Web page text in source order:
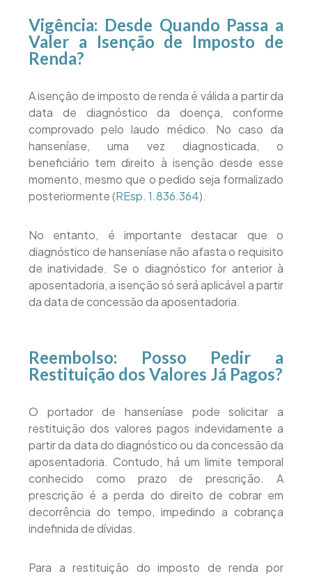
Vigência: Desde Quando Passa a
Valer a Isenção de Imposto de
Renda?
A isenção de imposto de renda é válida a partir da
data de diagnóstico da doença, conforme
comprovado pelo laudo médico. No caso da
hanseníase, uma vez diagnosticada, o
beneficiário tem direito à isenção desde esse
momento, mesmo que o pedido seja formalizado
posteriormente (REsp. 1.836.364).
No entanto, é importante destacar que o
diagnóstico de hanseníase não afasta o requisito
de inatividade. Se o diagnóstico for anterior à
aposentadoria, a isenção só será aplicável a partir
da data de concessão da aposentadoria.
Reembolso: Posso Pedir a
Restituição dos Valores Já Pagos?
O portador de hanseníase pode solicitar a
restituição dos valores pagos indevidamente a
partir da data do diagnóstico ou da concessão da
aposentadoria. Contudo, há um limite temporal
conhecido como prazo de prescrição. A
prescrição é a perda do direito de cobrar em
decorrência do tempo, impedindo a cobrança
indefinida de dívidas.
Para a restituição do imposto de renda por